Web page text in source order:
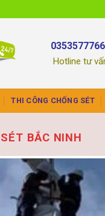
Hotline tư
THI CÔNG CHỐNG SÉT
BẮC NINH